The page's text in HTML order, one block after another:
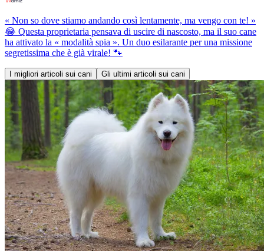
« Non so dove stiamo andando così lentamente, ma vengo con te! »
😂 Questa proprietaria pensava di uscire di nascosto, ma il suo cane
ha attivato la « modalità spia ». Un duo esilarante per una missione
segretissima che è già virale! 🐾
I migliori articoli sui cani Gli ultimi articoli sui cani